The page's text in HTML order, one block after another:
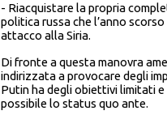
- Riacquistare la propria
politica russa che l’anno
attacco alla Siria.
Di fronte a questa manovra
indirizzata a provocare degli
Putin ha degli obiettivi limitati e
possibile lo status quo ante.